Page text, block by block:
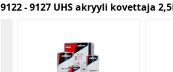
9122 - 9127 UHS akryyli kovettaja